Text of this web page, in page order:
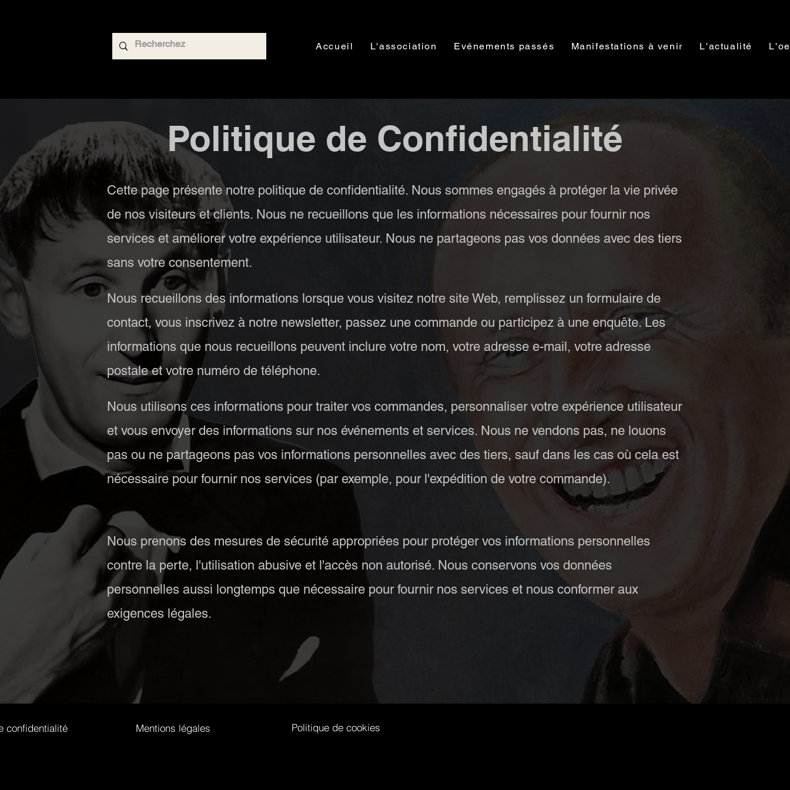
Accueil L'association Evénements passés Manifestations à venir L'actualité
Politique de Confidentialité
Cette page présente notre politique de confidentialité. Nous sommes engagés à protéger la vie privée
de nos visiteurs et clients. Nous ne recueillons que les informations nécessaires pour fournir nos
services et améliorer votre expérience utilisateur. Nous ne partageons pas vos données avec des tiers
sans votre consentement.
Nous recueillons des informations lorsque vous visitez notre site Web, remplissez un formulaire de
contact, vous inscrivez à notre newsletter, passez une commande ou participez à une enquête. Les
informations que nous recueillons peuvent inclure votre nom, votre adresse e-mail, votre adresse
postale et votre numéro de téléphone.
Nous utilisons ces informations pour traiter vos commandes, personnaliser votre expérience utilisateur
et vous envoyer des informations sur nos événements et services. Nous ne vendons pas, ne louons
pas ou ne partageons pas vos informations personnelles avec des tiers, sauf dans les cas où cela est
nécessaire pour fournir nos services (par exemple, pour l'expédition de votre commande).
Nous prenons des mesures de sécurité appropriées pour protéger vos informations personnelles
contre la perte, l'utilisation abusive et l'accès non autorisé. Nous conservons vos données
personnelles aussi longtemps que nécessaire pour fournir nos services et nous conformer aux
exigences légales.
confidentialité Mentions légales Politique de cookies